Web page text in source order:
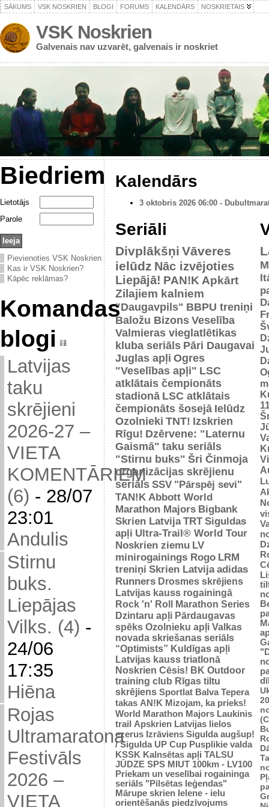
SĀKUMS VSK NOSKRIEN BLOGI FORUMS KALENDĀRS NOSKRIETAIS
VSK Noskrien
Galvenais nav uzvarēt, galvenais ir noskriet
Biedriem
Lietotājs
Parole
Pievienoties VSK Noskrien
Kas ir VSK Noskrien?
Kāpēc reklāmas?
Komandas
blogi
Latvijas
taku
skrējieni
2026-27 –
VIETA
KOMENTĀRIEM
(6) - 28/07
23:01
Andulis
Stirnu
buks.
Liepājas
Vilks. (4) -
24/06
17:35
Hiēna
Rojas
Ultramaratona
Festivāls
2026 –
VIETA
Kalendārs
3 oktobris 2026 06:00 -
Seriāli
Divplākšņi Vāveres
ielūdz Nāc izvējoties
Liepājā! PAN!K Apkārt
Zilajiem kalniem
"Daugavpils" BBPU treniņi
Baložu BizonsVeselība
Valmieras vieglatlētikas
kluba seriāls Pāri Daugavai
Juglas apļi Ogres
"Veselības apļi" LSC
atklātais čempionāts
stadionā LSC atklātais
čempionāts šosejā Ielūdz
Ozolnieki TNT! Izskrien
Rīgu! Dzērvene: "Laternu
Gaismā" taku seriāls
"Stirnu buks" Šri Činmoja
organizācijas skrējienu
seriāls SSV "Pārspēj sevi"
TAN!K Abbott World
Marathon Majors Bigbank
Skrien Latvija TRT Siguldas
apļi Ultra-Trail® World Tour
Noskrien ziemu LV
minirogainings Rogo LRM
treniņi Skrien Latvija adidas
Runners Drosmes skrējiens
Latvijas kauss rogainingā
Rock 'n' Roll Marathon Series
Dzintaru apļi Pārdaugavas
spēks Ozolnieku apļi Valkas
novada skriešanas seriāls
“Optimists” Kuldīgas apļi
Latvijas kauss triatlonā
Noskrien Cēsis! BK Outdoor
training club Rīgas tiltu
skrējiens Sportlat Balva Tepera
takas AN!K Mizojam, ka prieks!
World Marathon Majors Laukinis
trail Apskrien Latvijas lielos
ezerus Izrāviens Sigulda augšup!
/ Sigulda UP Cup Pusplikie valda
KSSK Kalnsētas apļi TALSU
JŪDZE SPS MIUT 100km - LV100
Priekam un veselībai rogaininga
seriāls "Pilsētas leģendas"
Mārupe skrien Ielene - ielu
orientēšanās piedzīvojums